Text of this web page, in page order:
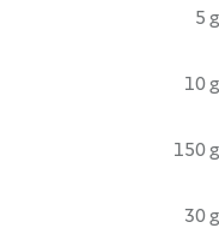
5 g
10 g
150 g
30 g